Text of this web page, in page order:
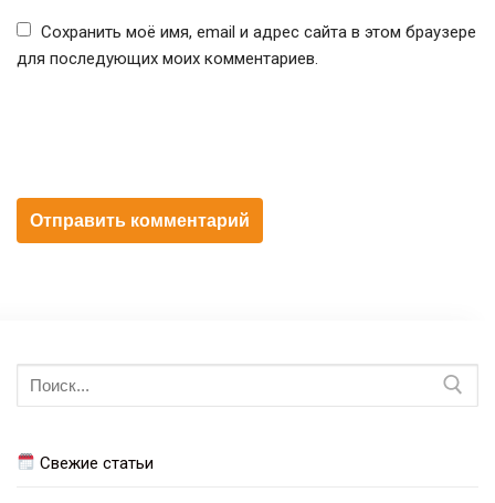
Сохранить моё имя, email и адрес сайта в этом браузере
для последующих моих комментариев.
Искать:
Свежие статьи